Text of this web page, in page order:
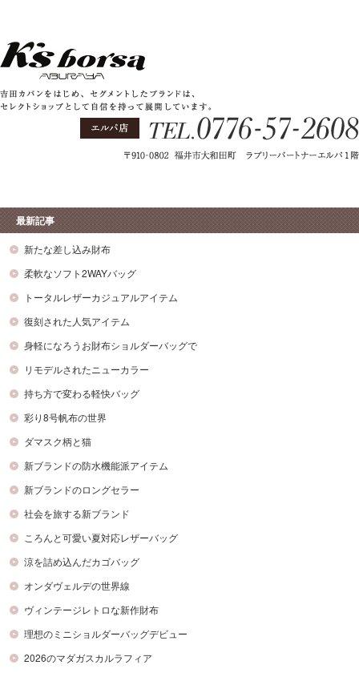
最新記事
新たな差し込み財布
柔軟なソフト2WAYバッグ
トータルレザーカジュアルアイテム
復刻された人気アイテム
身軽になろうお財布ショルダーバッグで
リモデルされたニューカラー
持ち方で変わる軽快バッグ
彩り8号帆布の世界
ダマスク柄と猫
新ブランドの防水機能派アイテム
新ブランドのロングセラー
社会を旅する新ブランド
ころんと可愛い夏対応レザーバッグ
涼を詰め込んだカゴバッグ
オンダヴェルデの世界線
ヴィンテージレトロな新作財布
理想のミニショルダーバッグデビュー
2026のマダガスカルラフィア